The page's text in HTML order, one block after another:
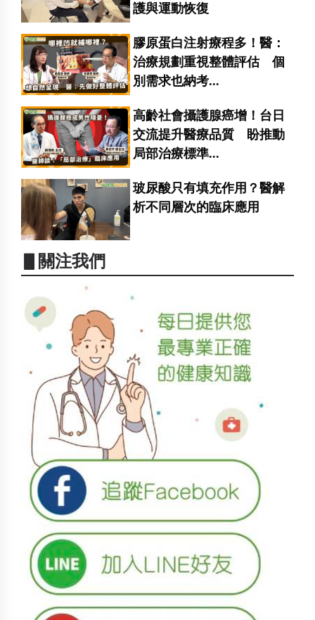
護與運動恢復
膠原蛋白注射療程多！醫：
治療規劃重視整體評估 個
別需求也納考...
高齡社會攝護腺癌增！台日
交流提升醫療品質 盼推動
局部治療標準...
玻尿酸只有填充作用？醫解
析不同層次的臨床應用
▋關注我們